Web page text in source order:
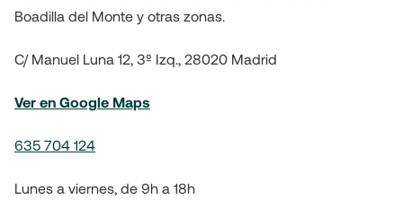
Boadilla del Monte y otras zonas.
C/ Manuel Luna 12, 3º Izq., 28020 Madrid
Ver en Google Maps
635 704 124
Lunes a viernes, de 9h a 18h